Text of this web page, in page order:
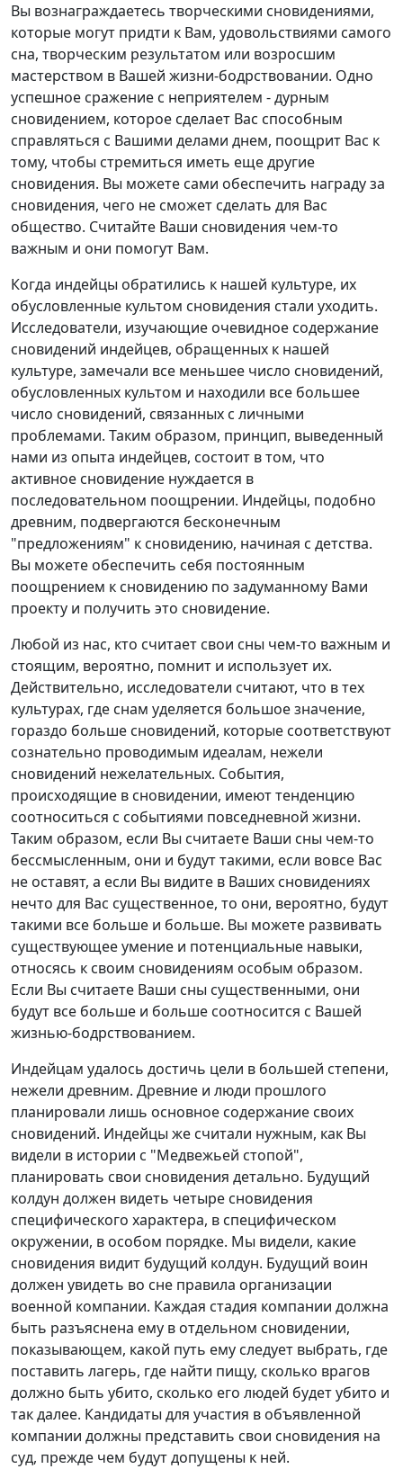
Вы вознаграждаетесь творческими сновидениями,
которые могут придти к Вам, удовольствиями самого
сна, творческим результатом или возросшим
мастерством в Вашей жизни-бодрствовании. Одно
успешное сражение с неприятелем - дурным
сновидением, которое сделает Вас способным
справляться с Вашими делами днем, поощрит Вас к
тому, чтобы стремиться иметь еще другие
сновидения. Вы можете сами обеспечить награду за
сновидения, чего не сможет сделать для Вас
общество. Считайте Ваши сновидения чем-то
важным и они помогут Вам.
Когда индейцы обратились к нашей культуре, их
обусловленные культом сновидения стали уходить.
Исследователи, изучающие очевидное содержание
сновидений индейцев, обращенных к нашей
культуре, замечали все меньшее число сновидений,
обусловленных культом и находили все большее
число сновидений, связанных с личными
проблемами. Таким образом, принцип, выведенный
нами из опыта индейцев, состоит в том, что
активное сновидение нуждается в
последовательном поощрении. Индейцы, подобно
древним, подвергаются бесконечным
"предложениям" к сновидению, начиная с детства.
Вы можете обеспечить себя постоянным
поощрением к сновидению по задуманному Вами
проекту и получить это сновидение.
Любой из нас, кто считает свои сны чем-то важным и
стоящим, вероятно, помнит и использует их.
Действительно, исследователи считают, что в тех
культурах, где снам уделяется большое значение,
гораздо больше сновидений, которые соответствуют
сознательно проводимым идеалам, нежели
сновидений нежелательных. События,
происходящие в сновидении, имеют тенденцию
соотноситься с событиями повседневной жизни.
Таким образом, если Вы считаете Ваши сны чем-то
бессмысленным, они и будут такими, если вовсе Вас
не оставят, а если Вы видите в Ваших сновидениях
нечто для Вас существенное, то они, вероятно, будут
такими все больше и больше. Вы можете развивать
существующее умение и потенциальные навыки,
относясь к своим сновидениям особым образом.
Если Вы считаете Ваши сны существенными, они
будут все больше и больше соотносится с Вашей
жизнью-бодрствованием.
Индейцам удалось достичь цели в большей степени,
нежели древним. Древние и люди прошлого
планировали лишь основное содержание своих
сновидений. Индейцы же считали нужным, как Вы
видели в истории с "Медвежьей стопой",
планировать свои сновидения детально. Будущий
колдун должен видеть четыре сновидения
специфического характера, в специфическом
окружении, в особом порядке. Мы видели, какие
сновидения видит будущий колдун. Будущий воин
должен увидеть во сне правила организации
военной компании. Каждая стадия компании должна
быть разъяснена ему в отдельном сновидении,
показывающем, какой путь ему следует выбрать, где
поставить лагерь, где найти пищу, сколько врагов
должно быть убито, сколько его людей будет убито и
так далее. Кандидаты для участия в объявленной
компании должны представить свои сновидения на
суд, прежде чем будут допущены к ней.